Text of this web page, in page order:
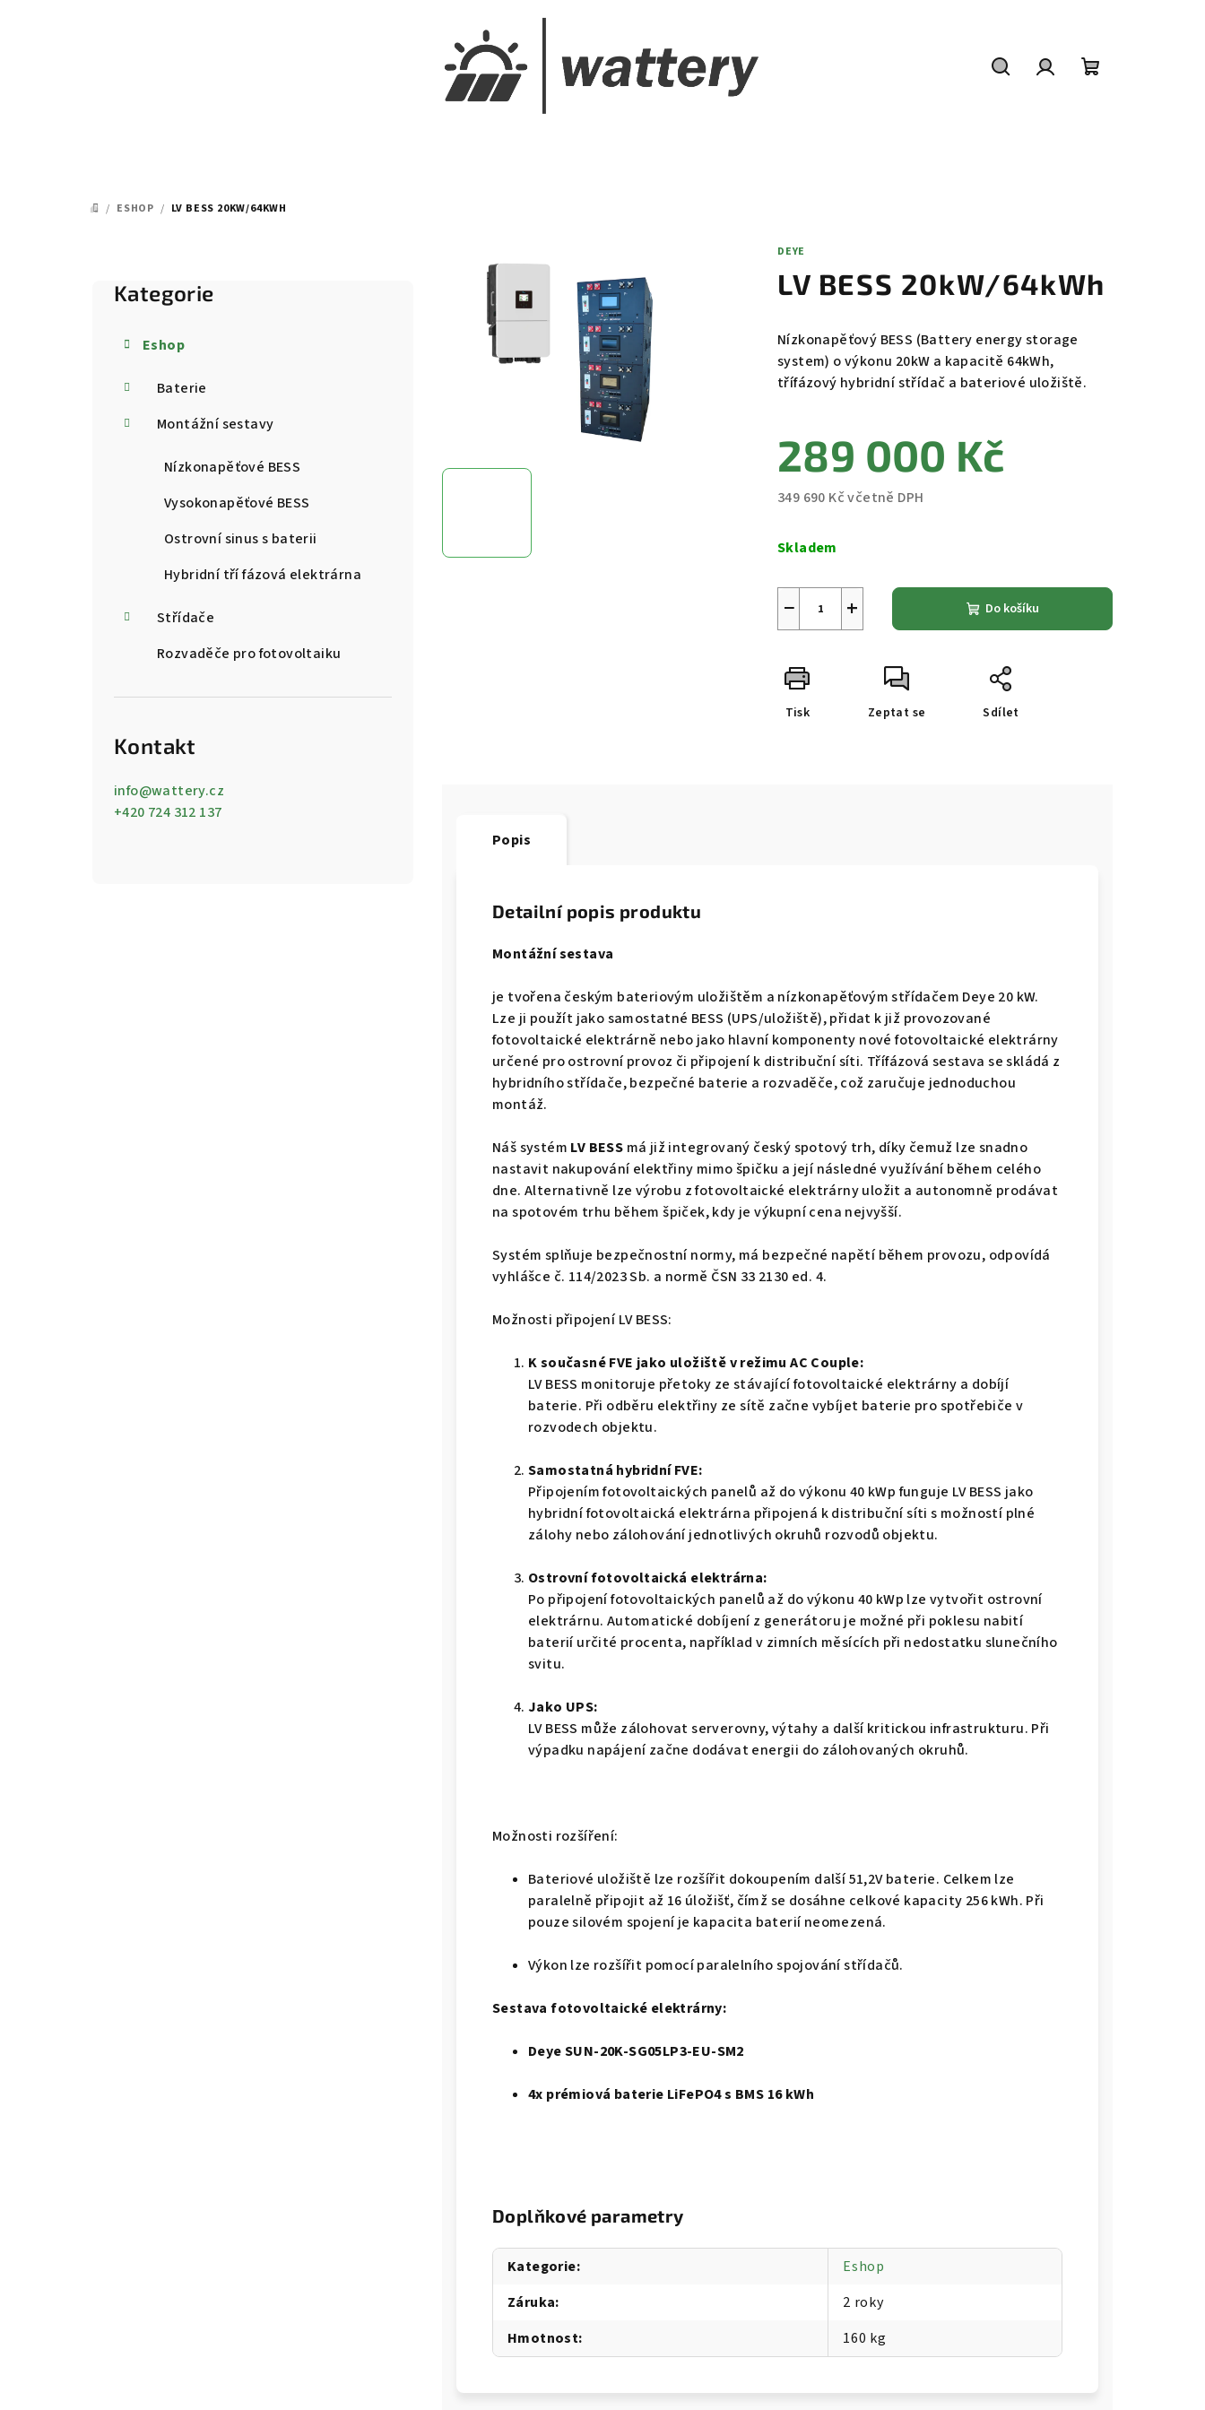
DOMŮ
/ ESHOP / LV BESS 20KW/64KWH
Přeskočit
kategorie
Kategorie
Eshop
Baterie
Montážní sestavy
Nízkonapěťové BESS
Vysokonapěťové BESS
Ostrovní sinus s baterii
Hybridní tří fázová elektrárna
Střídače
Rozvaděče pro fotovoltaiku
Kontakt
info@wattery.cz
+420 724 312 137
DEYE
LV BESS 20kW/64kWh
Nízkonapěťový BESS (Battery energy storage
system) o výkonu 20kW a kapacitě 64kWh,
třífázový hybridní střídač a bateriové uložiště.
289 000 Kč
349 690 Kč včetně DPH
cena:
Skladem
+
− Do košíku
Tisk Zeptat se Sdílet
Popis
Detailní popis produktu
Montážní sestava
je tvořena českým bateriovým uložištěm a nízkonapěťovým střídačem Deye 20 kW.
Lze ji použít jako samostatné BESS (UPS/uložiště), přidat k již provozované
fotovoltaické elektrárně nebo jako hlavní komponenty nové fotovoltaické elektrárny
určené pro ostrovní provoz či připojení k distribuční síti. Třífázová sestava se skládá z
hybridního střídače, bezpečné baterie a rozvaděče, což zaručuje jednoduchou
montáž.
Náš systém LV BESS má již integrovaný český spotový trh, díky čemuž lze snadno
nastavit nakupování elektřiny mimo špičku a její následné využívání během celého
dne. Alternativně lze výrobu z fotovoltaické elektrárny uložit a autonomně prodávat
na spotovém trhu během špiček, kdy je výkupní cena nejvyšší.
Systém splňuje bezpečnostní normy, má bezpečné napětí během provozu, odpovídá
vyhlášce č. 114/2023 Sb. a normě ČSN 33 2130 ed. 4.
Možnosti připojení LV BESS:
K současné FVE jako uložiště v režimu AC Couple:
LV BESS monitoruje přetoky ze stávající fotovoltaické elektrárny a dobíjí
baterie. Při odběru elektřiny ze sítě začne vybíjet baterie pro spotřebiče v
rozvodech objektu.
Samostatná hybridní FVE:
Připojením fotovoltaických panelů až do výkonu 40 kWp funguje LV BESS jako
hybridní fotovoltaická elektrárna připojená k distribuční síti s možností plné
zálohy nebo zálohování jednotlivých okruhů rozvodů objektu.
Ostrovní fotovoltaická elektrárna:
Po připojení fotovoltaických panelů až do výkonu 40 kWp lze vytvořit ostrovní
elektrárnu. Automatické dobíjení z generátoru je možné při poklesu nabití
baterií určité procenta, například v zimních měsících při nedostatku slunečního
svitu.
Jako UPS:
LV BESS může zálohovat serverovny, výtahy a další kritickou infrastrukturu. Při
výpadku napájení začne dodávat energii do zálohovaných okruhů.
Možnosti rozšíření:
Bateriové uložiště lze rozšířit dokoupením další 51,2V baterie. Celkem lze
paralelně připojit až 16 úložišť, čímž se dosáhne celkové kapacity 256 kWh. Při
pouze silovém spojení je kapacita baterií neomezená.
Výkon lze rozšířit pomocí paralelního spojování střídačů.
Sestava fotovoltaické elektrárny:
Deye SUN-20K-SG05LP3-EU-SM2
4x prémiová baterie LiFePO4 s BMS 16 kWh
Doplňkové parametry
Kategorie:
Eshop
Záruka:
2 roky
Hmotnost: 160 kg